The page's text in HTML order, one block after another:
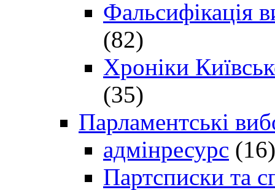
Фальсифікація
(82)
Хроніки
(35)
Парламентські
адмінресурс (16)
Партсписки та